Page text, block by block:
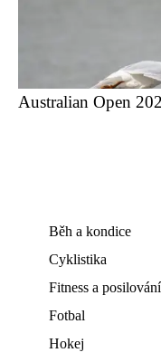
Australian Open
Běh a kondice
Cyklistika
Fitness a posilování
Fotbal
Hokej